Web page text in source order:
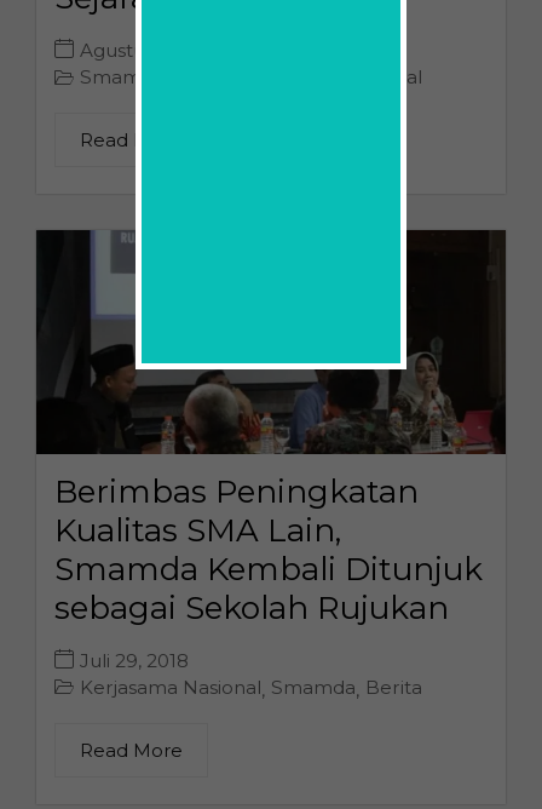
Agustus 26, 2022
Smamda
Kerjasama Nasional
Read More
Berimbas Peningkatan
Kualitas SMA Lain,
Smamda Kembali Ditunjuk
sebagai Sekolah Rujukan
Juli 29, 2018
Kerjasama Nasional, Smamda, Berita
Read More